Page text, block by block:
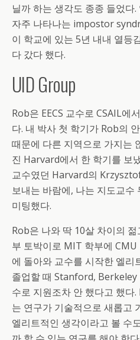
닐까 하는 생각도 종종 들었다
자주 나타나는 impostor
이 학교에 있는 5년 내내 열등
다 갔다 했다.
UID Group
Rob은 EECS 교수로 CSAIL에
다. 내 박사 첫 학기가 Rob의
때문에 다른 지역으로 가지는
진 Harvard에서 한 학기를 보
교수였던 Harvard의
보내는 바람에, 나는 지도교
미팅했다.
Rob은 나와 딱 10살 차이의
부 토박이로 MIT 학부에
에 돌아와 교수를 시작한 엘리
졸업할 때 Stanford, Berkeley
수로 지원조차 안 했다고 했다
는 연구가 기술적으로 새롭고
엘리트적인 생각이라고 볼 수